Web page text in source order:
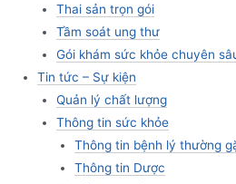
Thai sản trọn gói
Tầm soát ung thư
Gói khám sức khỏe chuyên
Tin tức – Sự kiện
Quản lý chất lượng
Thông tin sức khỏe
Thông tin bệnh lý thường
Thông tin Dược